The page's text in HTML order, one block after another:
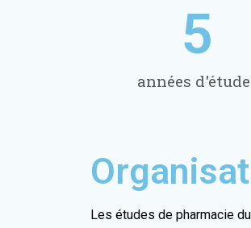
5
années
Les études de pharmacie